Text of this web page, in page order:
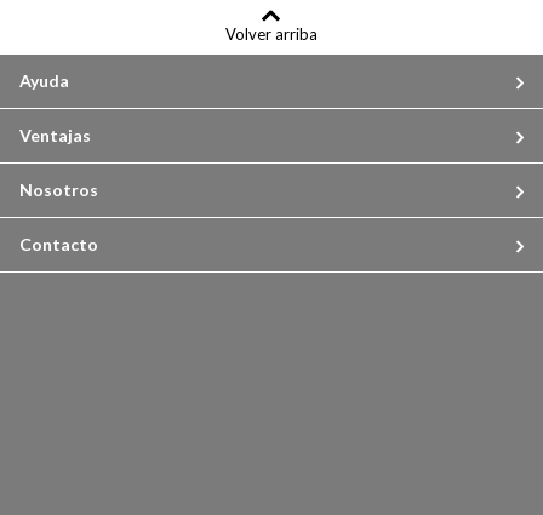
Volver arriba
Ayuda
Ventajas
Nosotros
Contacto